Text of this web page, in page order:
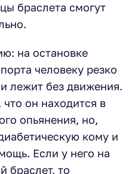
браслета смогут
на остановке
человеку резко
лежит без движения.
он находится в
опьянения, но,
кому и
Если у него на
браслет, то